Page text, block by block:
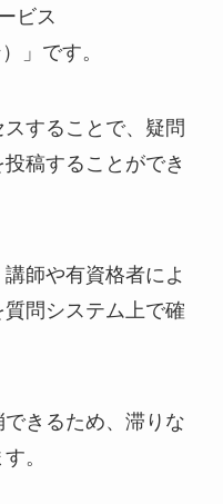
ビス
」です。
することで、疑問
稿することができ
師や有資格者によ
問システム上で確
きるため、滞りな
。